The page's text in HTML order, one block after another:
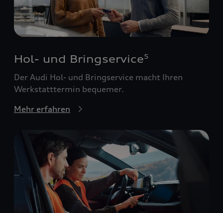
Hol- und Bringservice5
Der Audi Hol- und Bringservice macht Ihren
Werkstatttermin bequemer.
Mehr erfahren